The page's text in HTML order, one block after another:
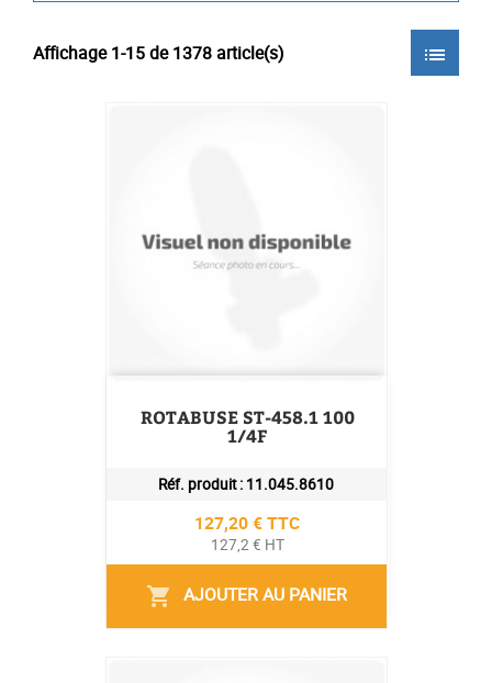
Affichage 1-15 de 1378 article(s) list
ROTABUSE ST-458.1 100
1/4F
Réf. produit : 11.045.8610
Prix
127,20 € TTC
127,2 € HT
shopping_cart AJOUTER AU PANIER